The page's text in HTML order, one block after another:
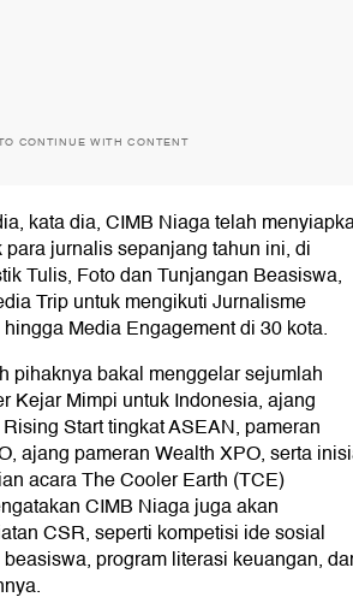
CONTINUE WITH CONTENT
kata dia, CIMB Niaga telah
jurnalis sepanjang tahun ini, di
Tulis, Foto dan Tunjangan Beasiswa,
Trip untuk mengikuti Jurnalisme
Media Engagement di 30 kota.
pihaknya bakal menggelar sejumlah
Kejar Mimpi untuk Indonesia, ajang
Start tingkat ASEAN, pameran
ajang pameran Wealth XPO, serta
acara The Cooler Earth (TCE)
CIMB Niaga juga akan
CSR, seperti kompetisi ide sosial
program literasi keuangan,